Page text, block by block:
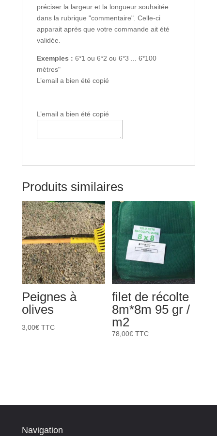
préciser la largeur et la longueur souhaitée
dans la rubrique "commentaire". Celle-ci
apparait après que votre commande ait été
validée.
Exemples : 6*1 ou 6*2 ou 6*3 ... 6*100
mètres"
L’email a bien été copié
L’email a bien été copié
Produits similaires
Peignes à
olives
3,00€ TTC
filet de récolte
8m*8m 95 gr /
m2
78,00€ TTC
Navigation